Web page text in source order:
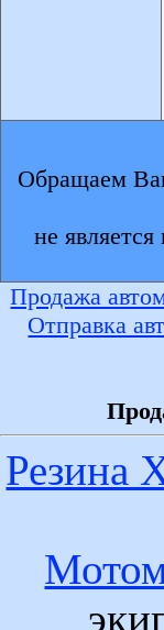
Обращаем
не
Продажа
Отправка
Резина